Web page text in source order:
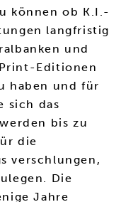
können ob K.I.-
langfristig
und
Editionen
haben und für
sich das
bis zu
die
verschlungen,
Die
Jahre